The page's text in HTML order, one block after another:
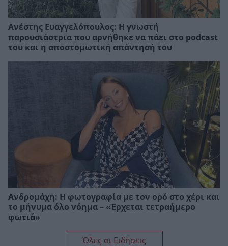
Ανέστης Ευαγγελόπουλος: Η γνωστή
παρουσιάστρια που αρνήθηκε να πάει στο podcast
του και η αποστομωτική απάντησή του
Ανδρομάχη: Η φωτογραφία με τον ορό στο χέρι και
το μήνυμα όλο νόημα – «Έρχεται τετραήμερο
φωτιά»
Όλες οι Ειδήσεις